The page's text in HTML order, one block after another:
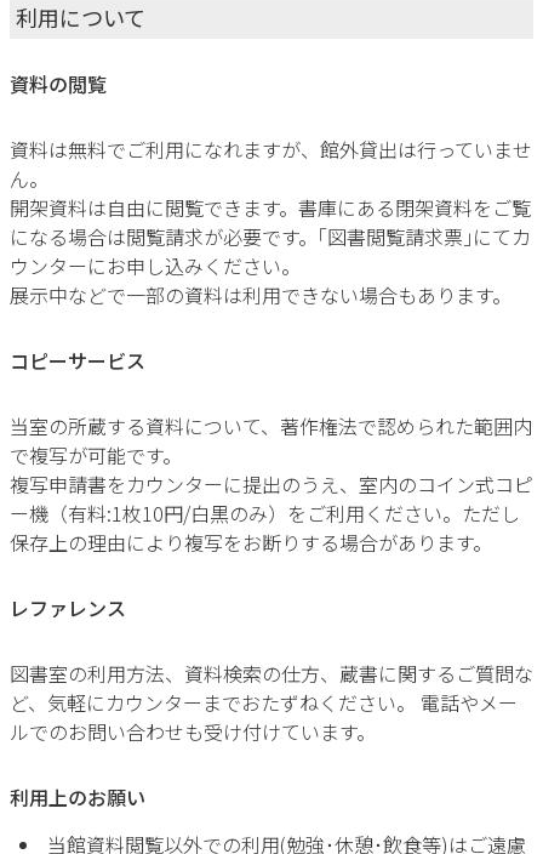
利用について
資料の閲覧
資料は無料でご利用になれますが、館外貸出は行っていませ
ん。
開架資料は自由に閲覧できます。書庫にある閉架資料をご覧
になる場合は閲覧請求が必要です。｢図書閲覧請求票｣にてカ
ウンターにお申し込みください。
展示中などで一部の資料は利用できない場合もあります。
コピーサービス
当室の所蔵する資料について、著作権法で認められた範囲内
で複写が可能です。
複写申請書をカウンターに提出のうえ、室内のコイン式コピ
ー機（有料:1枚10円/白黒のみ）をご利用ください。ただし
保存上の理由により複写をお断りする場合があります。
レファレンス
図書室の利用方法、資料検索の仕方、蔵書に関するご質問な
ど、気軽にカウンターまでおたずねください。 電話やメー
ルでのお問い合わせも受け付けています。
利用上のお願い
当館資料閲覧以外での利用(勉強･休憩･飲食等)はご遠慮